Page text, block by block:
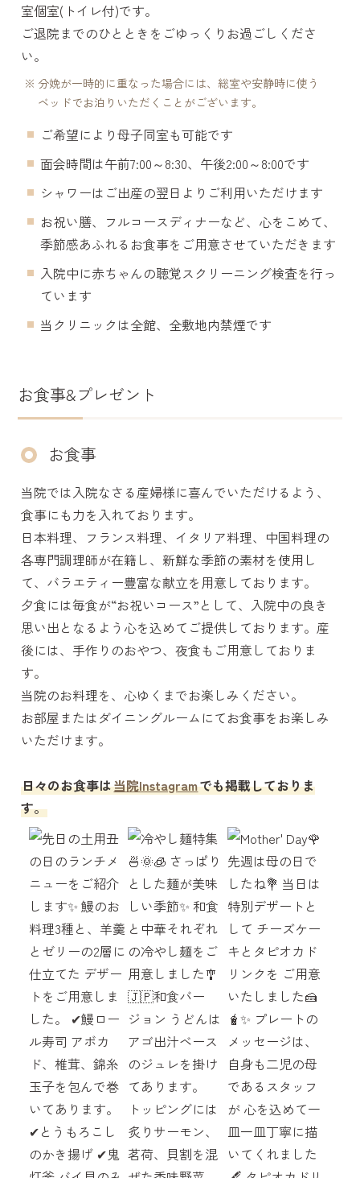
室個室(トイレ付)です。
ご退院までのひとときをごゆっくりお過ごしくださ
い。
分娩が一時的に重なった場合には、総室や安静時に使う
ベッドでお泊りいただくことがございます。
ご希望により母子同室も可能です
面会時間は午前7:00～8:30、午後2:00～8:00です
シャワーはご出産の翌日よりご利用いただけます
お祝い膳、フルコースディナーなど、心をこめて、
季節感あふれるお食事をご用意させていただきます
入院中に赤ちゃんの聴覚スクリーニング検査を行っ
ています
当クリニックは全館、全敷地内禁煙です
お食事&プレゼント
お食事
当院では入院なさる産婦様に喜んでいただけるよう、
食事にも力を入れております。
日本料理、フランス料理、イタリア料理、中国料理の
各専門調理師が在籍し、新鮮な季節の素材を使用し
て、バラエティー豊富な献立を用意しております。
夕食には毎食が“お祝いコース”として、入院中の良き
思い出となるよう心を込めてご提供しております。産
後には、手作りのおやつ、夜食もご用意しておりま
す。
当院のお料理を、心ゆくまでお楽しみください。
お部屋またはダイニングルームにてお食事をお楽しみ
いただけます。
日々のお食事は当院Instagramでも掲載しておりま
す。